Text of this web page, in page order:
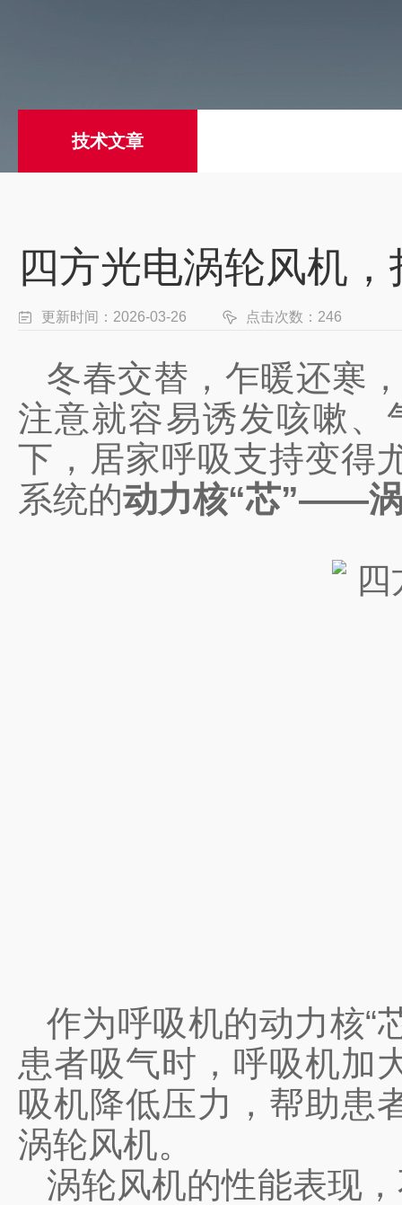
技术文章
四方光电涡轮风机，
更新时间：2026-03-26 点击次数：246
冬春交替，乍暖还寒
注意就容易诱发咳嗽
下，居家呼吸支持变得
系统的动力核“芯”——
作为呼吸机的动力核“
患者吸气时，呼吸机加
吸机降低压力，帮助患
涡轮风机。
涡轮风机的性能表现